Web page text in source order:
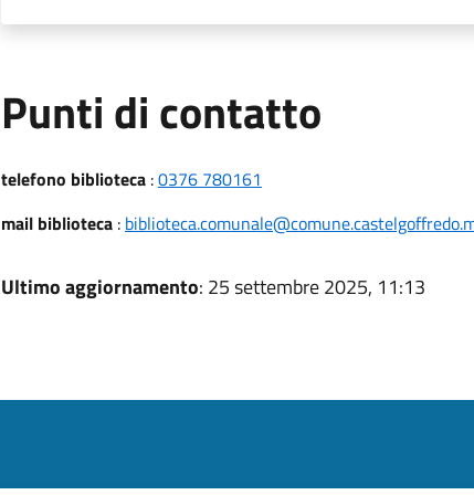
Punti di contatto
telefono biblioteca :0376 780161
mail biblioteca:
Ultimo aggiornamento: 25 settembre 2025, 11:13